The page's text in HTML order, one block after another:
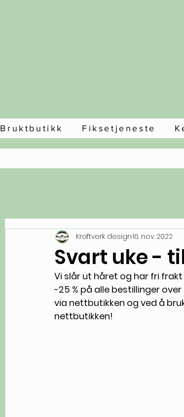
Bruktbutikk Fiksetjeneste
Svart uke -
Kraftverk design16. nov. 2022
Vi slår ut håret og har fri
-25 % på alle bestillinger over
via nettbutikken og ved å
nettbutikken!